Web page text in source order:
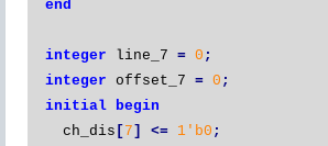
end
integer line_7 = 0 ;
integer offset_7 = 0 ;
initial
begin
ch_dis [ 7 ] <= 1'b0 ;